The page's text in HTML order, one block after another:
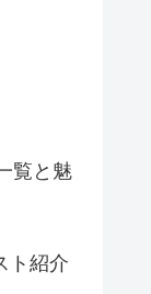
覧と魅
ト紹介